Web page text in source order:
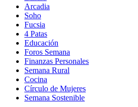
Arcadia
Soho
in
new
window
Fucsia
in
new
window
4 Patas
Educación
Foros Semana
Finanzas Personales
Semana Rural
Cocina
Círculo de Mujeres
Semana Sostenible